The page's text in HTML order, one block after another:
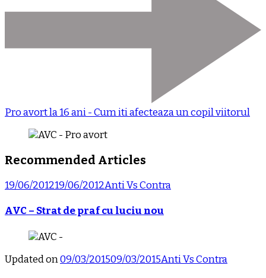
Pro avort la 16 ani - Cum iti afecteaza un copil viitorul
Recommended Articles
19/06/201219/06/2012Anti Vs Contra
AVC – Strat de praf cu luciu nou
Updated on09/03/201509/03/2015Anti Vs Contra